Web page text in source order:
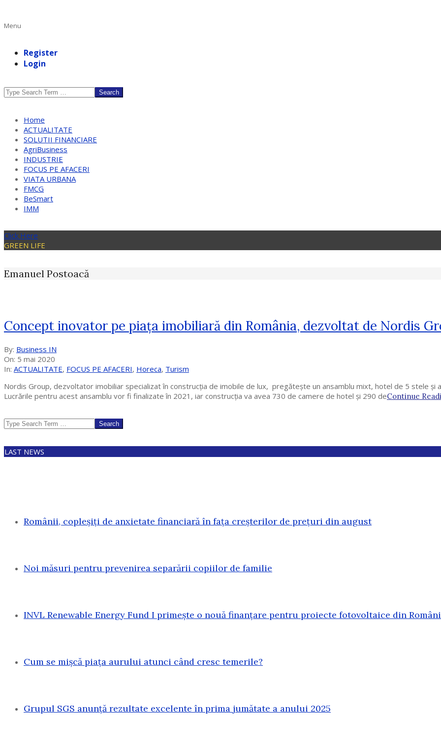
Primary
Menu
Register
Login
Search
Home
ACTUALITATE
SOLUTII FINANCIARE
AgriBusiness
INDUSTRIE
FOCUS PE AFACERI
VIATA URBANA
FMCG
BeSmart
IMM
Click Here
GREEN LIFE
Emanuel Postoacă
Concept inovator pe piața imobiliară din România, dezvoltat de Nordis
2020-
05-
05
By: Business IN
On: 5 mai 2020
In: ACTUALITATE, FOCUS PE AFACERI, Horeca, Turism
Nordis Group, dezvoltator imobiliar specializat în construcția de imobile de lux, pregătește un ansamblu mixt, hotel de 5 stele și
Lucrările pentru acest ansamblu vor fi finalizate în 2021, iar construcția va avea 730 de camere de hotel și 290 deContinue
Search
LAST NEWS
Românii, copleșiți de anxietate financiară în fața creșterilor de prețuri din august
Noi măsuri pentru prevenirea separării copiilor de familie
INVL Renewable Energy Fund I primește o nouă finanțare pentru proiecte fotovoltaice din
Cum se mișcă piața aurului atunci când cresc temerile?
Grupul SGS anunță rezultate excelente în prima jumătate a anului 2025